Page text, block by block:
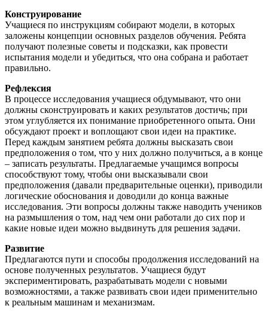
Конструирование
Учащиеся по инструкциям собирают модели, в которых
заложены концепции основных разделов обучения. Ребята
получают полезные советы и подсказки, как провести
испытания модели и убедиться, что она собрана и работает
правильно.
Рефлексия
В процессе исследования учащиеся обдумывают, что они
должны сконструировать и каких результатов достичь; при
этом углубляется их понимание приобретенного опыта. Они
обсуждают проект и воплощают свои идеи на практике.
Перед каждым занятием ребята должны высказать свои
предположения о том, что у них должно получиться, а в конце
– записать результаты. Предлагаемые учащимся вопросы
способствуют тому, чтобы они высказывали свои
предположения (давали предварительные оценки), приводили
логические обоснования и доводили до конца важные
исследования. Эти вопросы должны также наводить учеников
на размышления о том, над чем они работали до сих пор и
какие новые идеи можно выдвинуть для решения задачи.
Развитие
Предлагаются пути и способы продолжения исследований на
основе полученных результатов. Учащиеся будут
экспериментировать, разрабатывать модели с новыми
возможностями, а также развивать свои идеи применительно
к реальным машинам и механизмам.